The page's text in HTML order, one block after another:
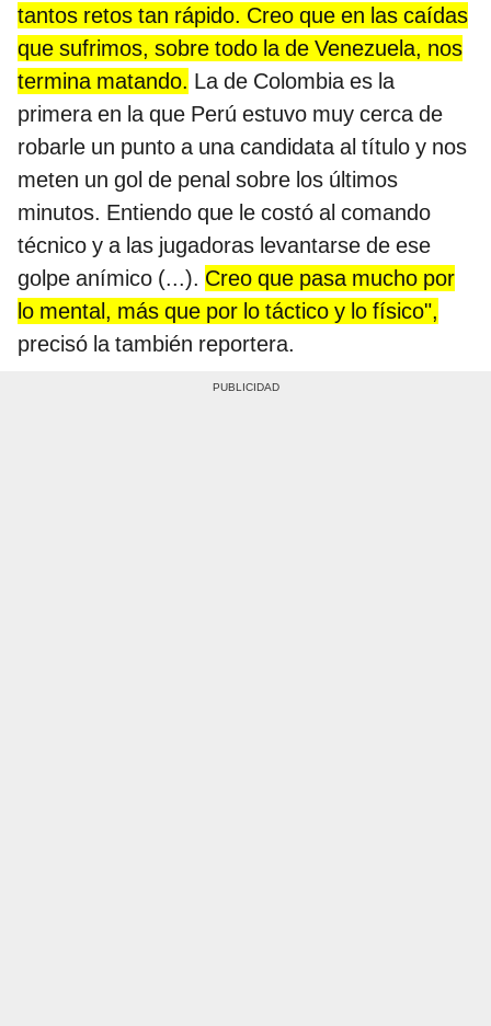
tantos retos tan rápido. Creo que en las caídas
que sufrimos, sobre todo la de Venezuela, nos
termina matando. La de Colombia es la
primera en la que Perú estuvo muy cerca de
robarle un punto a una candidata al título y nos
meten un gol de penal sobre los últimos
minutos. Entiendo que le costó al comando
técnico y a las jugadoras levantarse de ese
golpe anímico (...). Creo que pasa mucho por
lo mental, más que por lo táctico y lo físico",
precisó la también reportera.